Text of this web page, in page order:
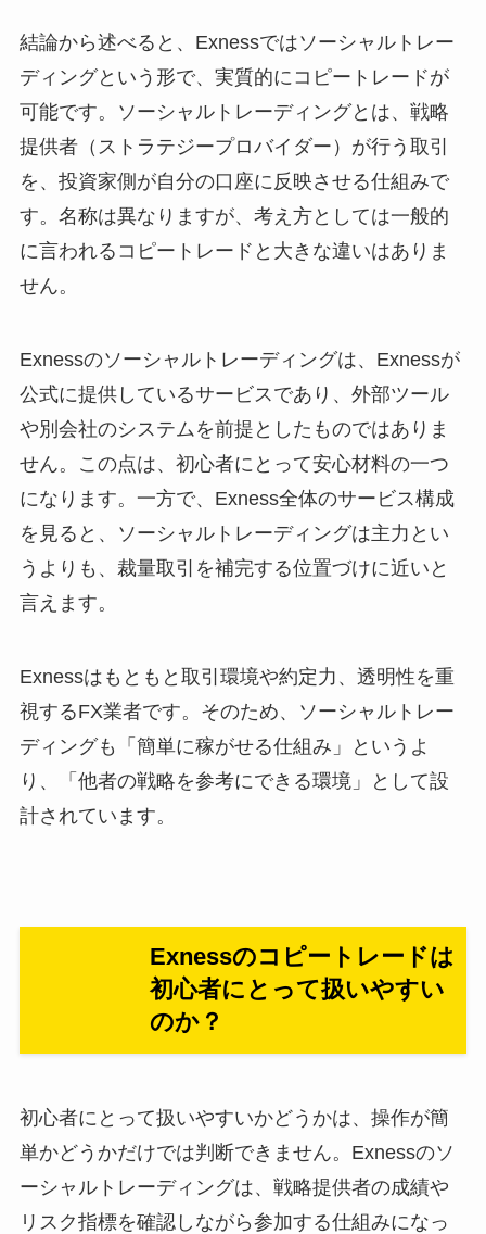
結論から述べると、Exnessではソーシャルトレー
ディングという形で、実質的にコピートレードが
可能です。ソーシャルトレーディングとは、戦略
提供者（ストラテジープロバイダー）が行う取引
を、投資家側が自分の口座に反映させる仕組みで
す。名称は異なりますが、考え方としては一般的
に言われるコピートレードと大きな違いはありま
せん。
Exnessのソーシャルトレーディングは、Exnessが
公式に提供しているサービスであり、外部ツール
や別会社のシステムを前提としたものではありま
せん。この点は、初心者にとって安心材料の一つ
になります。一方で、Exness全体のサービス構成
を見ると、ソーシャルトレーディングは主力とい
うよりも、裁量取引を補完する位置づけに近いと
言えます。
Exnessはもともと取引環境や約定力、透明性を重
視するFX業者です。そのため、ソーシャルトレー
ディングも「簡単に稼がせる仕組み」というよ
り、「他者の戦略を参考にできる環境」として設
計されています。
Exnessのコピートレードは
初心者にとって扱いやすい
のか？
初心者にとって扱いやすいかどうかは、操作が簡
単かどうかだけでは判断できません。Exnessのソ
ーシャルトレーディングは、戦略提供者の成績や
リスク指標を確認しながら参加する仕組みになっ